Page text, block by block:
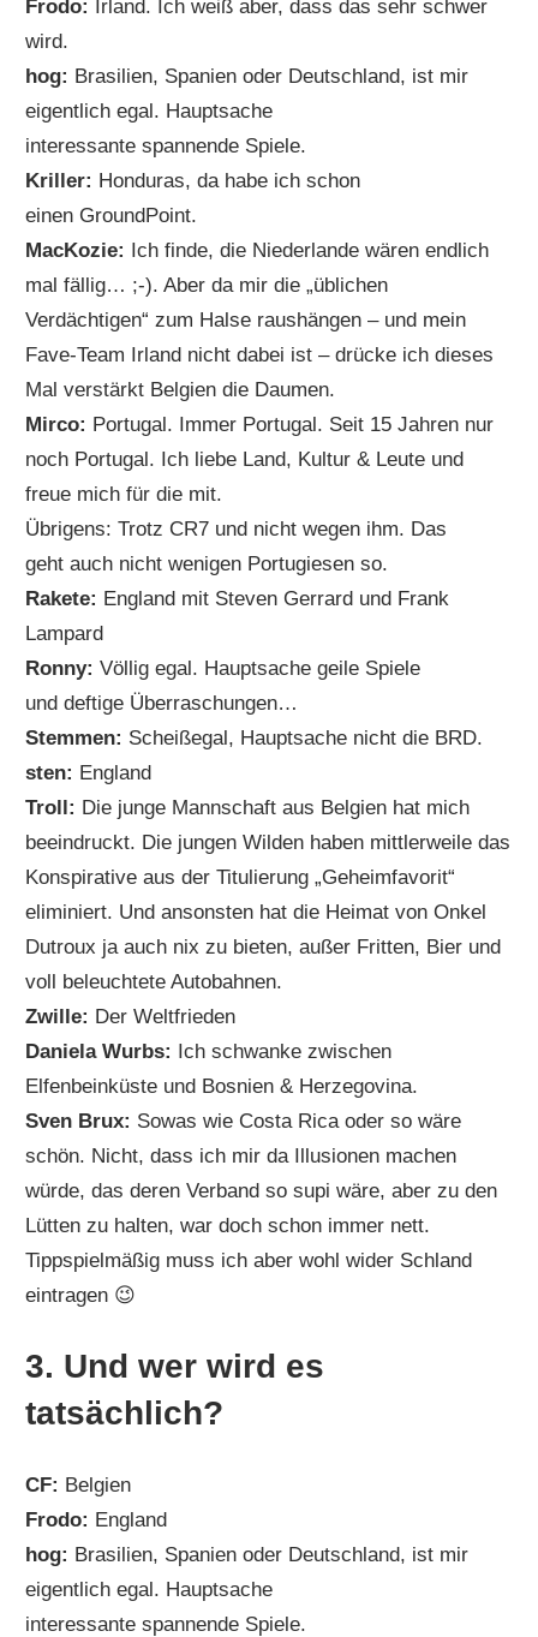
Frodo:
Irland. Ich weiß aber, dass das sehr schwer
wird.
hog: Brasilien, Spanien oder Deutschland, ist mir
eigentlich egal. Hauptsache
interessante spannende Spiele.
Kriller: Honduras, da habe ich schon
einen GroundPoint.
MacKozie: Ich finde, die Niederlande wären endlich
mal fällig… ;-). Aber da mir die „üblichen
Verdächtigen“ zum Halse raushängen – und mein
Fave-Team Irland nicht dabei ist – drücke ich dieses
Mal verstärkt Belgien die Daumen.
Mirco: Portugal. Immer Portugal. Seit 15 Jahren nur
noch Portugal. Ich liebe Land, Kultur & Leute und
freue mich für die mit.
Übrigens: Trotz CR7 und nicht wegen ihm. Das
geht auch nicht wenigen Portugiesen so.
Rakete: England mit Steven Gerrard und Frank
Lampard
Ronny:Völlig egal. Hauptsache geile Spiele
und deftige Überraschungen…
Stemmen: Scheißegal, Hauptsache nicht die BRD.
sten: England
Troll: Die junge Mannschaft aus Belgien hat mich
beeindruckt. Die jungen Wilden haben mittlerweile das
Konspirative aus der Titulierung „Geheimfavorit“
eliminiert. Und ansonsten hat die Heimat von Onkel
Dutroux ja auch nix zu bieten, außer Fritten, Bier und
voll beleuchtete Autobahnen.
Zwille: Der Weltfrieden
Daniela Wurbs: Ich schwanke zwischen
Elfenbeinküste und Bosnien & Herzegovina.
Sven Brux: Sowas wie Costa Rica oder so wäre
schön. Nicht, dass ich mir da Illusionen machen
würde, das deren Verband so supi wäre, aber zu den
Lütten zu halten, war doch schon immer nett.
Tippspielmäßig muss ich aber wohl wider Schland
eintragen 😉
3. Und wer wird es
tatsächlich?
CF: Belgien
Frodo: England
hog: Brasilien, Spanien oder Deutschland, ist mir
eigentlich egal. Hauptsache
interessante spannende Spiele.